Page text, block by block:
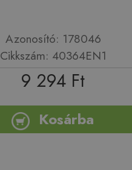
Azonosító: 178046
Cikkszám: 40364EN1
9 294 Ft
Kosárba